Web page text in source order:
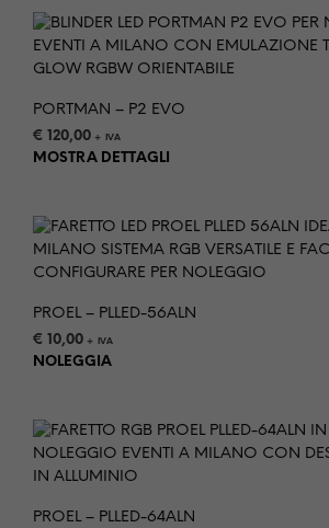
PORTMAN – P2 EVO
€ 120,00 + IVA
MOSTRA DETTAGLI
PROEL – PLLED-56ALN
€ 10,00 + IVA
NOLEGGIA
PROEL – PLLED-64ALN